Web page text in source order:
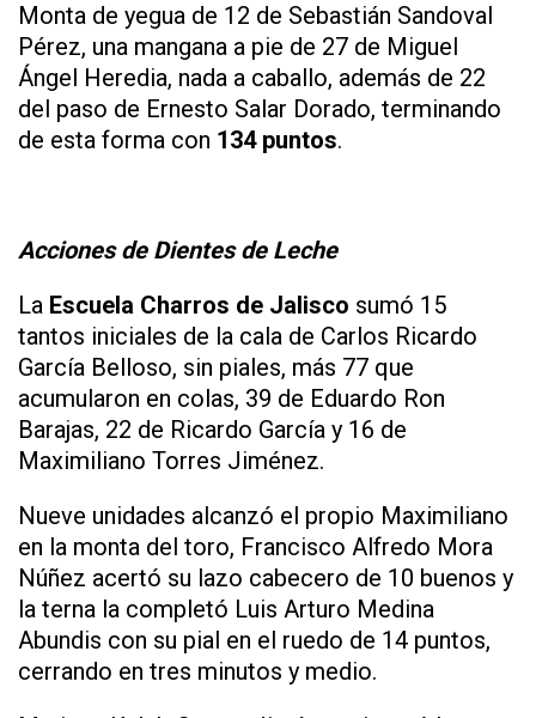
Monta de yegua de 12 de Sebastián Sandoval
Pérez, una mangana a pie de 27 de Miguel
Ángel Heredia, nada a caballo, además de 22
del paso de Ernesto Salar Dorado, terminando
de esta forma con 134 puntos.
Acciones de Dientes de Leche
La Escuela Charros de Jalisco sumó 15
tantos iniciales de la cala de Carlos Ricardo
García Belloso, sin piales, más 77 que
acumularon en colas, 39 de Eduardo Ron
Barajas, 22 de Ricardo García y 16 de
Maximiliano Torres Jiménez.
Nueve unidades alcanzó el propio Maximiliano
en la monta del toro, Francisco Alfredo Mora
Núñez acertó su lazo cabecero de 10 buenos y
la terna la completó Luis Arturo Medina
Abundis con su pial en el ruedo de 14 puntos,
cerrando en tres minutos y medio.